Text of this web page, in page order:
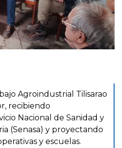
Agroindustrial Tilisarao
recibiendo
Nacional de Sanidad y
(Senasa) y proyectando
y escuelas.